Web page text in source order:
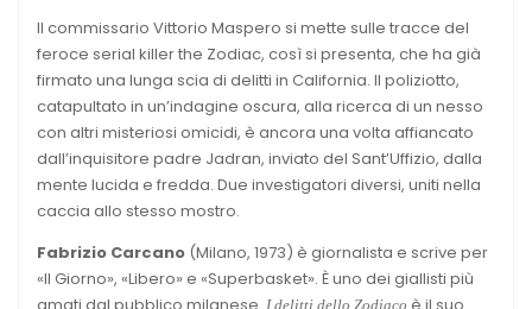
Il commissario Vittorio Maspero si mette sulle tracce del
feroce serial killer the Zodiac, così si presenta, che ha già
firmato una lunga scia di delitti in California. Il poliziotto,
catapultato in un’indagine oscura, alla ricerca di un nesso
con altri misteriosi omicidi, è ancora una volta affiancato
dall’inquisitore padre Jadran, inviato del Sant’Uffizio, dalla
mente lucida e fredda. Due investigatori diversi, uniti nella
caccia allo stesso mostro.
Fabrizio Carcano (Milano, 1973) è giornalista e scrive per
«Il Giorno», «Libero» e «Superbasket». È uno dei giallisti più
I delitti dello Zodiaco